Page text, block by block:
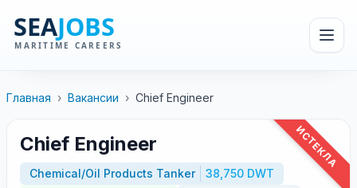
Главная › Вакансии › Chief Engineer
ИСТЕКЛА
Chief Engineer
Chemical/Oil Products Tanker
38,750 DWT